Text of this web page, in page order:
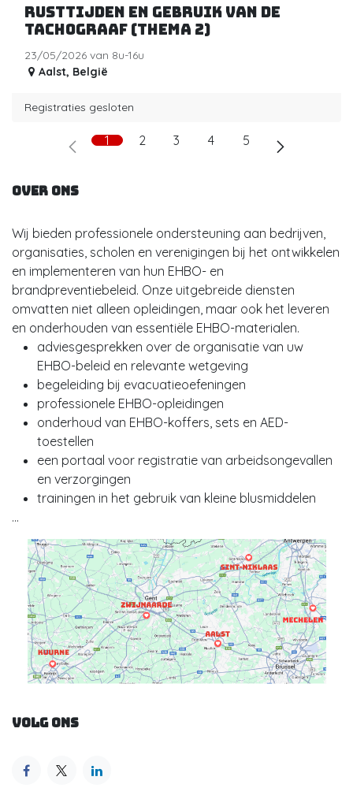
rusttijden en gebruik van de
Tachograaf (Thema 2)
23/05/2026 van 8u-16u
Aalst, België
Registraties gesloten
1 2 3 4 5
Over ons
Wij bieden professionele ondersteuning aan bedrijven,
organisaties, scholen en verenigingen bij het ontwikkelen
en implementeren van hun EHBO- en
brandpreventiebeleid. Onze uitgebreide diensten
omvatten niet alleen opleidingen, maar ook het leveren
en onderhouden van essentiële EHBO-materialen.
adviesgesprekken over de organisatie van uw
EHBO-beleid en relevante wetgeving
begeleiding bij evacuatieoefeningen
professionele EHBO-opleidingen
onderhoud van EHBO-koffers, sets en AED-
toestellen
een portaal voor registratie van arbeidsongevallen
en verzorgingen
trainingen in het gebruik van kleine blusmiddelen
...
Volg ons